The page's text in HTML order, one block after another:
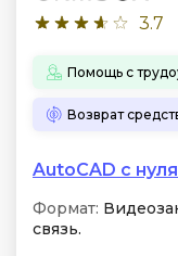
3.7
Помощь с
Возврат
AutoCAD с
Формат:
связь.